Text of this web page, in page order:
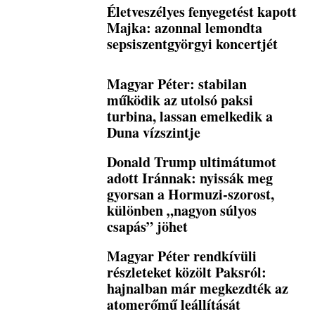
Életveszélyes fenyegetést kapott
Majka: azonnal lemondta
sepsiszentgyörgyi koncertjét
Magyar Péter: stabilan
működik az utolsó paksi
turbina, lassan emelkedik a
Duna vízszintje
Donald Trump ultimátumot
adott Iránnak: nyissák meg
gyorsan a Hormuzi-szorost,
különben „nagyon súlyos
csapás” jöhet
Magyar Péter rendkívüli
részleteket közölt Paksról:
hajnalban már megkezdték az
atomerőmű leállítását